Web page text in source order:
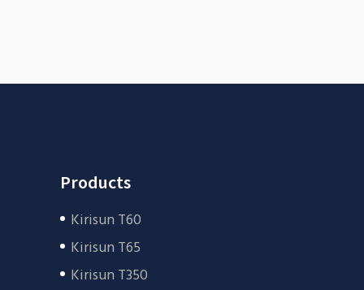
Products
Kirisun T60
Kirisun T65
Kirisun T350